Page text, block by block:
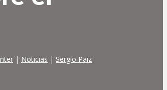
| Noticias | Sergio Paiz